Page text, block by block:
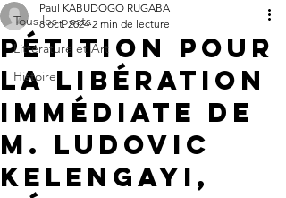
Tous les posts
Littérature et Art
Histoire
Pétition pour
la libération
immédiate de
M. Ludovic
KELENGAYI,
Paul KABUDOGO RUGABA
8 oct. 2024 2 min de lecture